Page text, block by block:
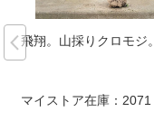
飛翔。山採りクロモジ。
マイストア在庫： 2071